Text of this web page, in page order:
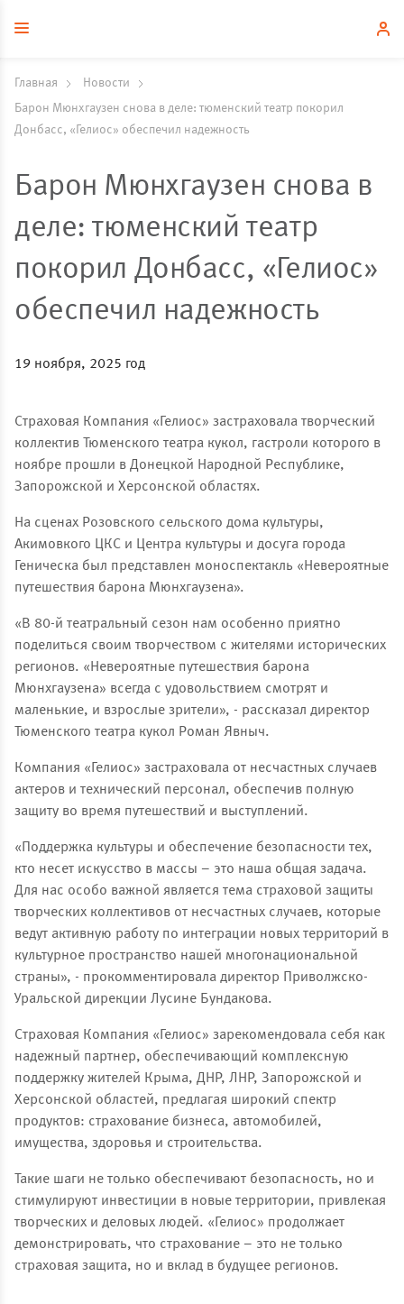
Главная
Новости
Барон Мюнхгаузен снова в деле: тюменский театр покорил
Донбасс, «Гелиос» обеспечил надежность
Барон Мюнхгаузен снова в
деле: тюменский театр
покорил Донбасс, «Гелиос»
обеспечил надежность
19 ноября, 2025 год
Страховая Компания «Гелиос» застраховала творческий
коллектив Тюменского театра кукол, гастроли которого в
ноябре прошли в Донецкой Народной Республике,
Запорожской и Херсонской областях.
На сценах Розовского сельского дома культуры,
Акимовкого ЦКС и Центра культуры и досуга города
Геническа был представлен моноспектакль «Невероятные
путешествия барона Мюнхгаузена».
«В 80-й театральный сезон нам особенно приятно
поделиться своим творчеством с жителями исторических
регионов. «Невероятные путешествия барона
Мюнхгаузена» всегда с удовольствием смотрят и
маленькие, и взрослые зрители», - рассказал директор
Тюменского театра кукол Роман Явныч.
Компания «Гелиос» застраховала от несчастных случаев
актеров и технический персонал, обеспечив полную
защиту во время путешествий и выступлений.
«Поддержка культуры и обеспечение безопасности тех,
кто несет искусство в массы – это наша общая задача.
Для нас особо важной является тема страховой защиты
творческих коллективов от несчастных случаев, которые
ведут активную работу по интеграции новых территорий в
культурное пространство нашей многонациональной
страны», - прокомментировала директор Приволжско-
Уральской дирекции Лусине Бундакова.
Страховая Компания «Гелиос» зарекомендовала себя как
надежный партнер, обеспечивающий комплексную
поддержку жителей Крыма, ДНР, ЛНР, Запорожской и
Херсонской областей, предлагая широкий спектр
продуктов: страхование бизнеса, автомобилей,
имущества, здоровья и строительства.
Такие шаги не только обеспечивают безопасность, но и
стимулируют инвестиции в новые территории, привлекая
творческих и деловых людей. «Гелиос» продолжает
демонстрировать, что страхование – это не только
страховая защита, но и вклад в будущее регионов.